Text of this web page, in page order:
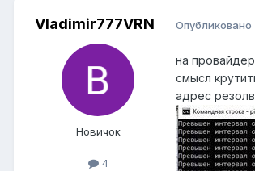
Vladimir777VRN
Новичок
4
Опубликовано
на
смысл
адрес